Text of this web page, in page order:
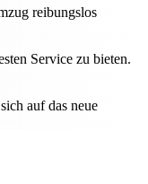
reibungslos
Service zu bieten.
auf das neue